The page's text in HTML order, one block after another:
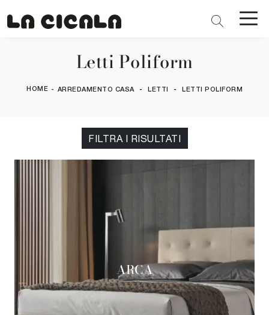
Letti Poliform
HOME - ARREDAMENTO CASA - LETTI - LETTI POLIFORM
FILTRA I RISULTATI
ARCA